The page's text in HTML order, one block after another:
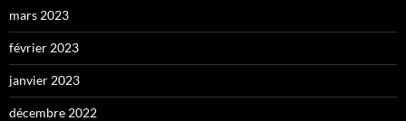
mars 2023
février 2023
janvier 2023
décembre 2022